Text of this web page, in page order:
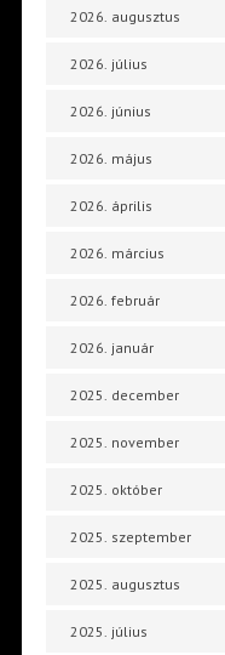
2026. augusztus
2026. július
2026. június
2026. május
2026. április
2026. március
2026. február
2026. január
2025. december
2025. november
2025. október
2025. szeptember
2025. augusztus
2025. július